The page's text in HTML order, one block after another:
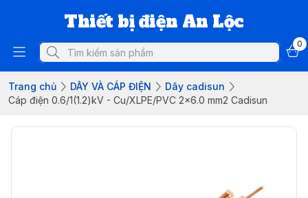
Thiết bị điện An Lộc
0
Trang chủ DÂY VÀ CÁP ĐIỆN
Dây cadisun
Cáp điện 0.6/1(1.2)kV - Cu/XLPE/PVC 2x6.0 mm2 Cadisun